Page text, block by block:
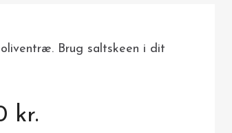
Brug saltskeen i dit
kr.